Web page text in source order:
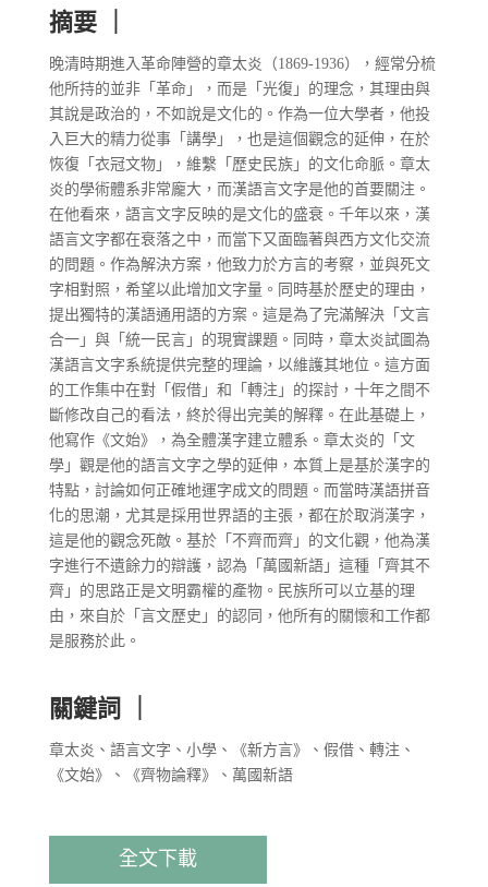
摘要 ｜
晚清時期進入革命陣營的章太炎（1869-1936），經常分梳
他所持的並非「革命」，而是「光復」的理念，其理由與
其說是政治的，不如說是文化的。作為一位大學者，他投
入巨大的精力從事「講學」，也是這個觀念的延伸，在於
恢復「衣冠文物」，維繫「歷史民族」的文化命脈。章太
炎的學術體系非常龐大，而漢語言文字是他的首要關注。
在他看來，語言文字反映的是文化的盛衰。千年以來，漢
語言文字都在衰落之中，而當下又面臨著與西方文化交流
的問題。作為解決方案，他致力於方言的考察，並與死文
字相對照，希望以此增加文字量。同時基於歷史的理由，
提出獨特的漢語通用語的方案。這是為了完滿解決「文言
合一」與「統一民言」的現實課題。同時，章太炎試圖為
漢語言文字系統提供完整的理論，以維護其地位。這方面
的工作集中在對「假借」和「轉注」的探討，十年之間不
斷修改自己的看法，終於得出完美的解釋。在此基礎上，
他寫作《文始》，為全體漢字建立體系。章太炎的「文
學」觀是他的語言文字之學的延伸，本質上是基於漢字的
特點，討論如何正確地運字成文的問題。而當時漢語拼音
化的思潮，尤其是採用世界語的主張，都在於取消漢字，
這是他的觀念死敵。基於「不齊而齊」的文化觀，他為漢
字進行不遺餘力的辯護，認為「萬國新語」這種「齊其不
齊」的思路正是文明霸權的產物。民族所可以立基的理
由，來自於「言文歷史」的認同，他所有的關懷和工作都
是服務於此。
關鍵詞 ｜
章太炎、語言文字、小學、《新方言》、假借、轉注、
《文始》、《齊物論釋》、萬國新語
全文下載